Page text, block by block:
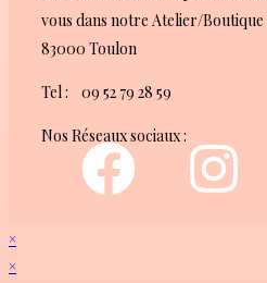
vous dans notre Atelier/
83000 Toulon
Tel : 09 52 79 28 59
Nos Réseaux sociaux :
×
×